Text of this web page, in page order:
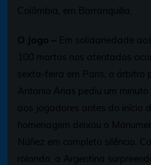
Colômbia, em Barranquilla.
O Jogo – Em solidariedade
100 mortos nos atentados
sexta-feira em Paris, o árbitro
Antonio Arias pediu um minuto
aos jogadores antes do início
homenagem deixou o
Núñez em completo silêncio.
rolando, a Argentina